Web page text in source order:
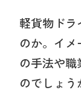
軽貨物ドラ
のか。イ
の手法や
のでしょう